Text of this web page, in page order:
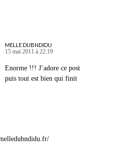
MELLE DUBNDIDU
15 mai 2011 à 22:19
Enorme !!! J’adore ce post
puis tout est bien qui finit